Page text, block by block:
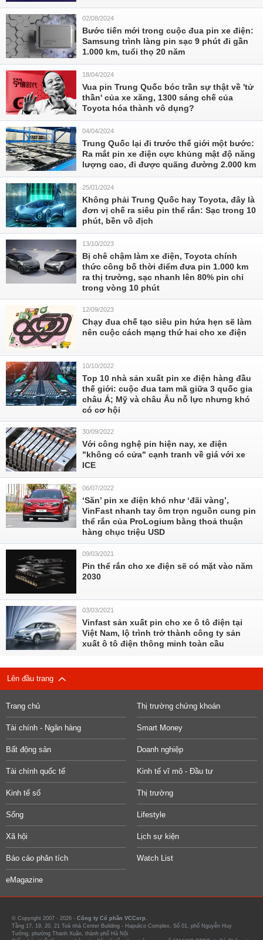
02/08/2024
Bước tiến mới trong cuộc đua pin xe điện:
Samsung trình làng pin sạc 9 phút đi gần
1.000 km, tuổi thọ 20 năm
18/04/2024
Vua pin Trung Quốc bóc trần sự thật về 'tử
thần' của xe xăng, 1300 sáng chế của
Toyota hóa thành vô dụng?
04/04/2024
Trung Quốc lại đi trước thế giới một bước:
Ra mắt pin xe điện cực khủng mật độ năng
lượng cao, đi được quãng đường 2.000 km
25/01/2024
Không phải Trung Quốc hay Toyota, đây là
đơn vị chế ra siêu pin thể rắn: Sạc trong 10
phút, bền vô địch
13/10/2023
Bị chê chậm làm xe điện, Toyota chính
thức công bố thời điểm đưa pin 1.000 km
ra thị trường, sạc nhanh lên 80% pin chỉ
trong vòng 10 phút
12/09/2023
Chạy đua chế tạo siêu pin hứa hẹn sẽ làm
nên cuộc cách mạng thứ hai cho xe điện
10/10/2022
Top 10 nhà sản xuất pin xe điện hàng đầu
thế giới: cuộc đua tam mã giữa 3 quốc gia
châu Á; Mỹ và châu Âu nỗ lực nhưng khó
có cơ hội
30/09/2022
Với công nghệ pin hiện nay, xe điện
"không có cửa" cạnh tranh về giá với xe
ICE
06/07/2022
‘Săn’ pin xe điện khó như ‘đãi vàng’,
VinFast nhanh tay ôm trọn nguồn cung pin
thể rắn của ProLogium bằng thoả thuận
hàng chục triệu USD
09/03/2021
Pin thể rắn cho xe điện sẽ có mặt vào năm
2030
03/03/2021
Vinfast sản xuất pin cho xe ô tô điện tại
Việt Nam, lộ trình trở thành công ty sản
xuất ô tô điện thông minh toàn cầu
Lên đầu trang
Trang chủ Thị trường chứng khoán
Tài chính - Ngân hàng Smart Money
Bất động sản Doanh nghiệp
Tài chính quốc tế Kinh tế vĩ mô - Đầu tư
Kinh tế số Thị trường
Sống Lifestyle
Xã hội Lịch sự kiện
Báo cáo phân tích Watch List
eMagazine
© Copyright 2007 - 2026 - Công ty Cổ phần VCCorp.
Tầng 17, 19, 20, 21 Toà nhà Center Building - Hapulico Complex, Số 01, phố Nguyễn Huy
Tưởng, phường Thanh Xuân, thành phố Hà Nội